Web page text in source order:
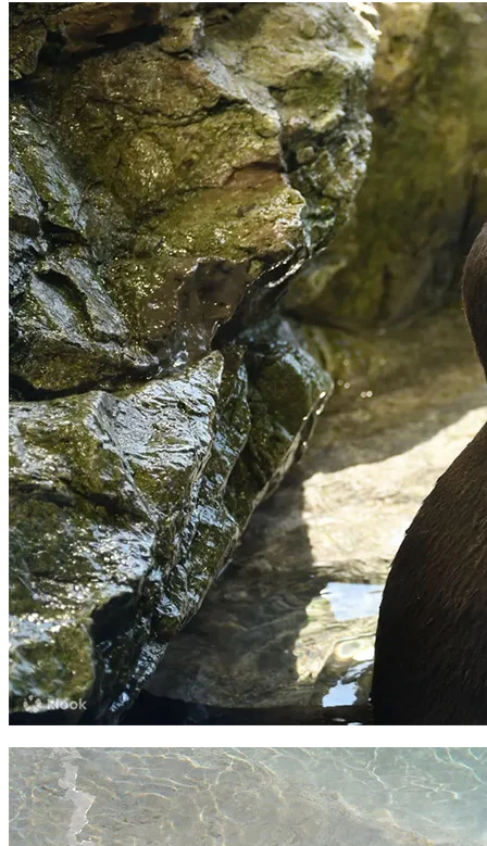
除此之外，海豚表演場 同樣深受大人細路嘅喜愛！
戶外水池以富士山、江之島景色為背景，最多可以容納100位
觀眾～
每日設有三場表演，每節20分鐘，
等觀眾可以欣賞到海豚嘅跳躍特技！